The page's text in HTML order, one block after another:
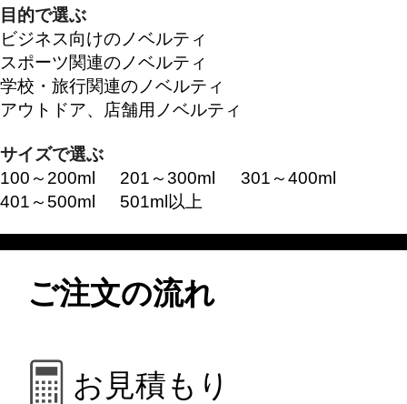
目的で選ぶ
ビジネス向けのノベルティ
スポーツ関連のノベルティ
学校・旅行関連のノベルティ
アウトドア、店舗用ノベルティ
サイズで選ぶ
100～200ml
201～300ml
301～400ml
401～500ml
501ml以上
ご注文の流れ
お見積もり